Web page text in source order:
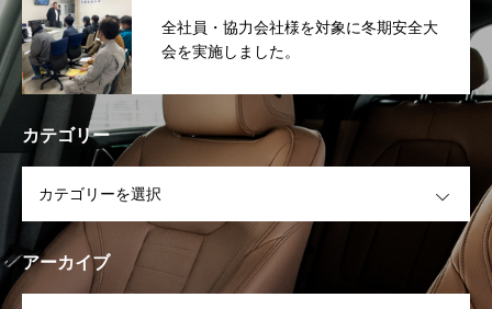
全社員・協力会社様を対象に冬期安全大
会を実施しました。
カテゴリー
アーカイブ